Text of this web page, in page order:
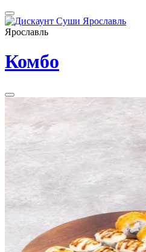
Ярославль
Комбо